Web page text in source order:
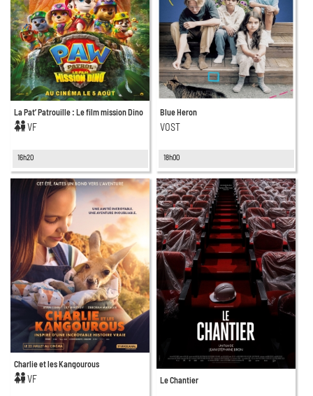
La Pat’ Patrouille : Le film mission Dino
VF
16h20
Blue Heron
VOST
18h00
Charlie et les Kangourous
VF Le Chantier